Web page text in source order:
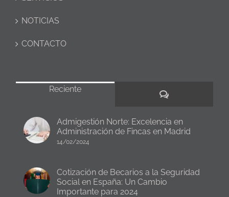
NOTICIAS
CONTACTO
Reciente
Comentarios
Admigestión Norte: Excelencia en
Administración de Fincas en Madrid
14/02/2024
Cotización de Becarios a la Seguridad
Social en España: Un Cambio
Importante para 2024